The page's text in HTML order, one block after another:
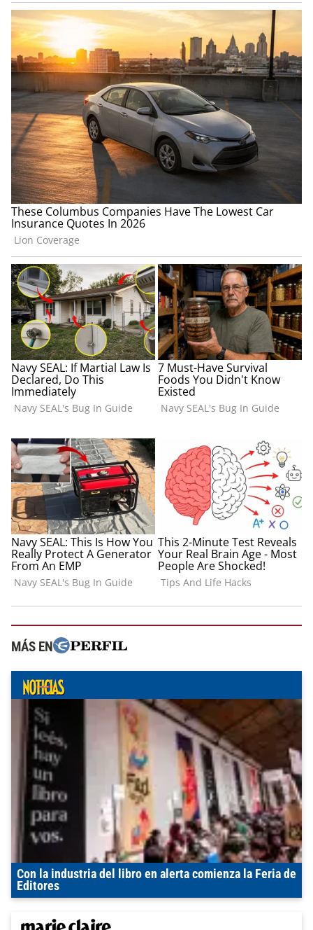
MÁS EN
Con la industria del libro en alerta comienza la Feria de
Editores